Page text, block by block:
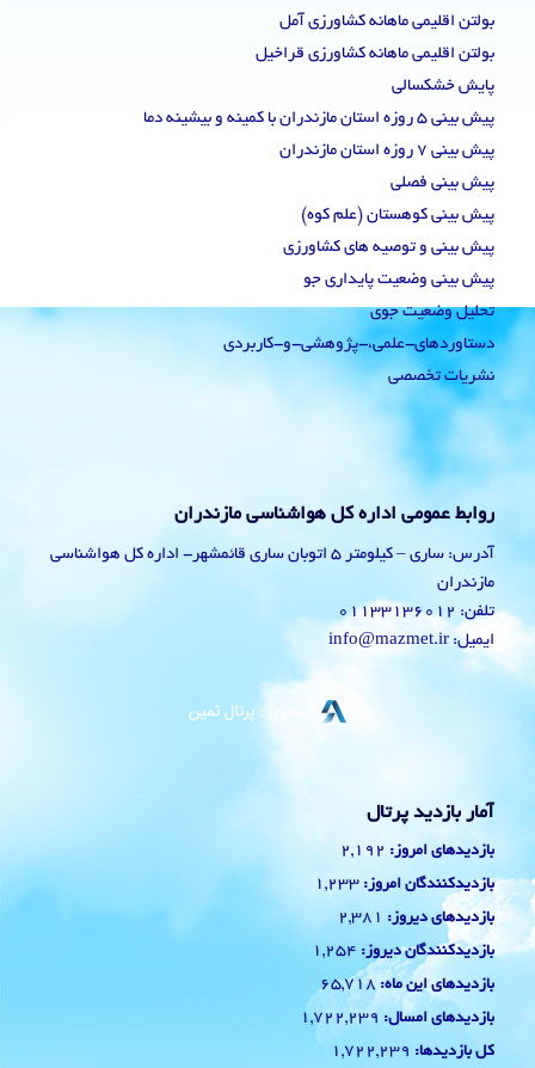
بولتن اقلیمی ماهانه کشاورزی آمل
بولتن اقلیمی ماهانه کشاورزی قراخیل
پایش خشکسالی
پیش بینی 5 روزه استان مازندران با کمینه و بیشینه دما
پیش بینی 7 روزه استان مازندران
پیش بینی فصلی
پیش بینی کوهستان (علم کوه)
پیش بینی و توصیه های کشاورزی
پیش بینی وضعیت پایداری جو
تحلیل وضعیت جوی
دستاوردهای-علمی،-پژوهشی-و-کاربردی
نشریات تخصصی
روابط عمومی اداره کل هواشناسی مازندران
آدرس: ساری – کیلومتر 5 اتوبان ساری قائمشهر- اداره کل هواشناسی
مازندران
تلفن: 01133136012
ایمیل: info@mazmet.ir
آمار بازدید پرتال
بازدیدهای امروز: 2,192
بازدیدکنندگان امروز: 1,233
بازدیدهای دیروز: 2,381
بازدیدکنندگان دیروز: 1,254
بازدیدهای این ماه: 65,718
بازدیدهای امسال: 1,722,239
کل بازدیدها: 1,722,239